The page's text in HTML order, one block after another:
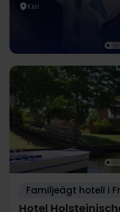
Kiel
Familjeägt hotell i
Hotel